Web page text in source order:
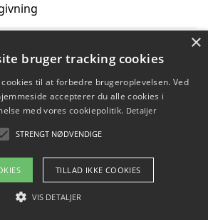
online kan inspirere til
webshops for at spare på
CO2-udledning
2026 - Pilanto Aps
×
bruger tracking cookies
til at forbedre brugeroplevelsen. Ved
accepterer du alle cookies i
med vores cookiepolitik. Detaljer
STRENGT NØDVENDIGE
TILLAD IKKE COOKIES
VIS DETALJER